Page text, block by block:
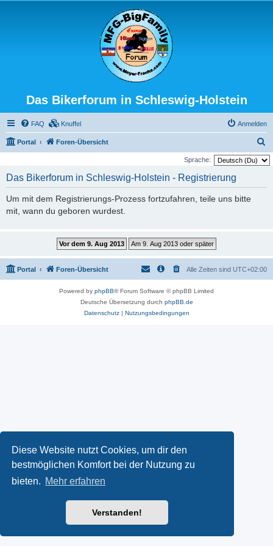
Diese Website nutzt Cookies, um dir den
bestmöglichen Komfort bei der Nutzung zu
bieten. Mehr erfahren
Verstanden!
Das Bikerforum in Schleswig-Holstein
FAQ Knuffel Anmelden
Portal Foren-Übersicht
u
Sprache:
Das Bikerforum in Schleswig-Holstein - Registrierung
Um mit dem Registrierungs-Prozess fortzufahren, teile uns bitte
mit, wann du geboren wurdest.
Portal Foren-Übersicht Alle Zeiten sind UTC+02:00
Powered by phpBB® Forum Software © phpBB Limited
Deutsche Übersetzung durch phpBB.de
Datenschutz| Nutzungsbedingungen